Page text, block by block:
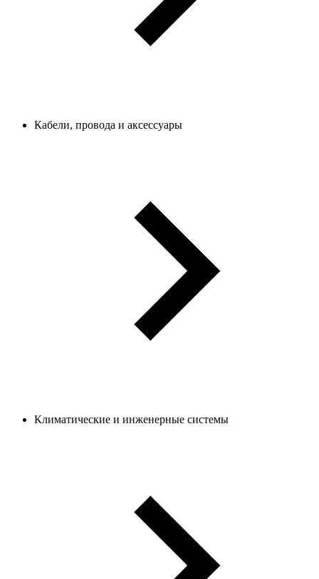
Кабели, провода и аксессуары
Климатические и инженерные системы